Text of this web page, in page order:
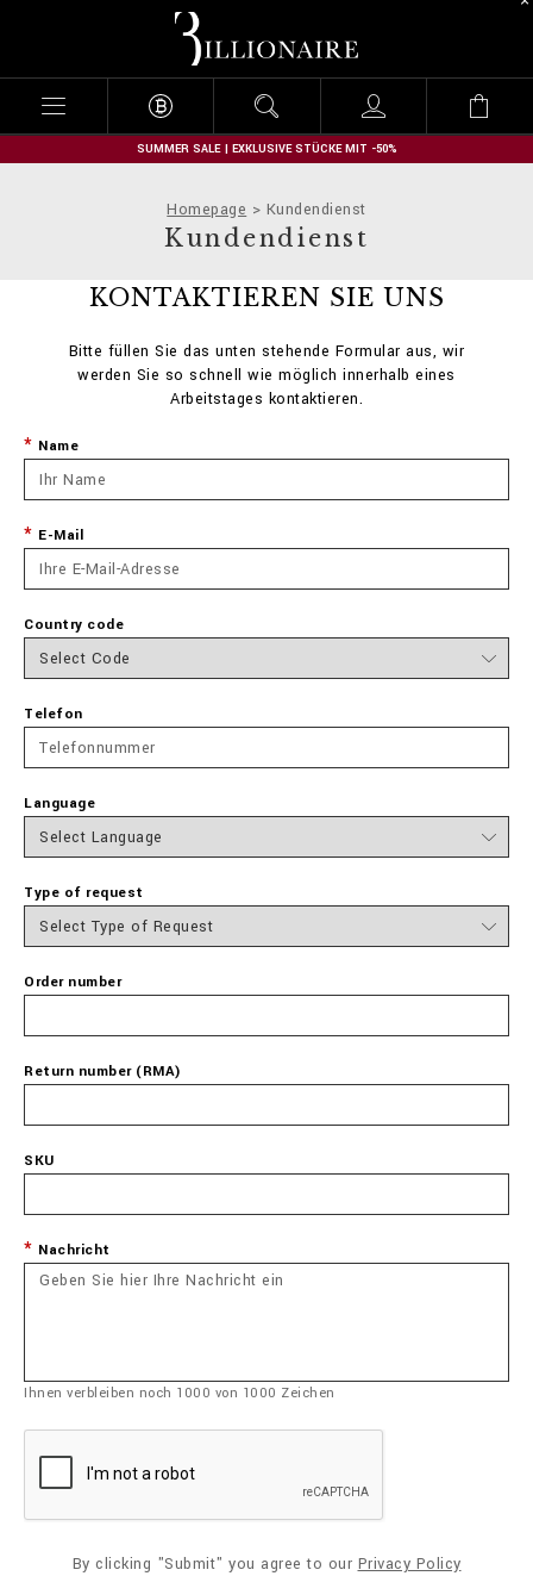
l
l
o
n
r
e
SUMMER SALE | EXKLUSIVE STÜCKE MIT -50%
Homepage Kundendienst
Kundendienst
KONTAKTIEREN SIE UNS
Bitte füllen Sie das unten stehende Formular aus, wir
werden Sie so schnell wie möglich innerhalb eines
Arbeitstages kontaktieren.
Name
E-Mail
Country code
Telefon
Language
Type of request
Order number
Return number (RMA)
SKU
Nachricht
Ihnen verbleiben noch 1000 von 1000 Zeichen
By clicking "Submit" you agree to our Privacy Policy